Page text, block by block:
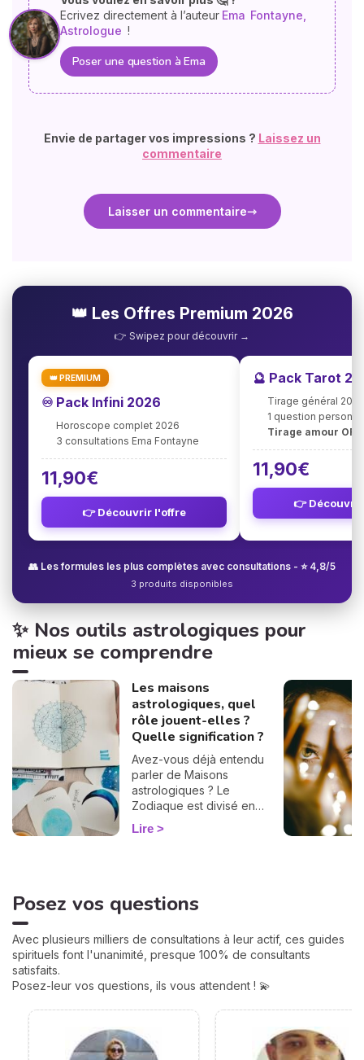
Ecrivez directement à l’auteur Ema Fontayne,
Astrologue !
Poser une question à Ema
Envie de partager vos impressions ? Laissez un
commentaire
Laisser un commentaire
👑 Les Offres Premium 2026
👉 Swipez pour découvrir →
👑 PREMIUM
♾️ Pack Infini 2026
Horoscope complet 2026
3 consultations Ema Fontayne
11,90€
👉 Découvrir l'offre
🔮 Pack Tarot
Tirage général 2026
1 question
Tirage amour
11,90€
👉
👥 Les formules les plus complètes avec consultations - ⭐ 4,8/5
3 produits disponibles
✨ Nos outils astrologiques pour
mieux se comprendre
Les maisons
astrologiques, quel
rôle jouent-elles ?
Quelle signification ?
Avez-vous déjà entendu
parler de Maisons
astrologiques ? Le
Zodiaque est divisé en
douze Maisons et chacune
correspond à une sphère
naissance, elles jouent un
rôle très important pour
personnalité et votre avenir.
Voici leurs significations !
Lire
Posez vos questions
Avec plusieurs milliers de consultations à leur actif, ces guides
spirituels font l'unanimité, presque 100% de consultants
satisfaits.
Posez-leur vos questions, ils vous attendent ! 💫